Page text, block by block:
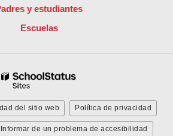
y estudiantes
Escuelas
del sitio web Política de privacidad
Informar de un problema de accesibilidad